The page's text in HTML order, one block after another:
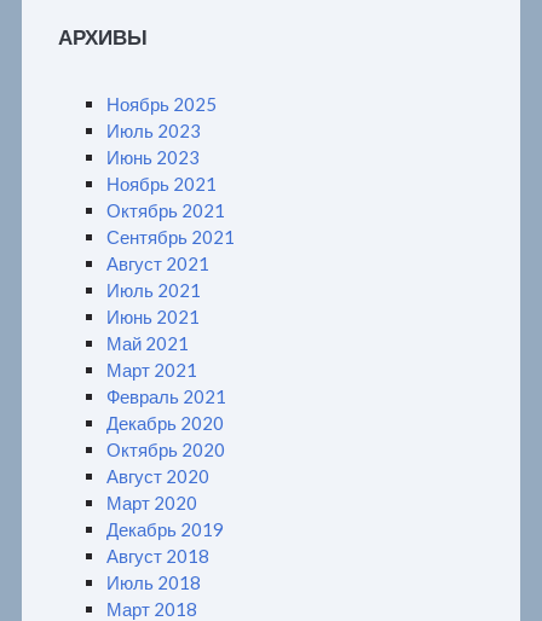
АРХИВЫ
Ноябрь 2025
Июль 2023
Июнь 2023
Ноябрь 2021
Октябрь 2021
Сентябрь 2021
Август 2021
Июль 2021
Июнь 2021
Май 2021
Март 2021
Февраль 2021
Декабрь 2020
Октябрь 2020
Август 2020
Март 2020
Декабрь 2019
Август 2018
Июль 2018
Март 2018